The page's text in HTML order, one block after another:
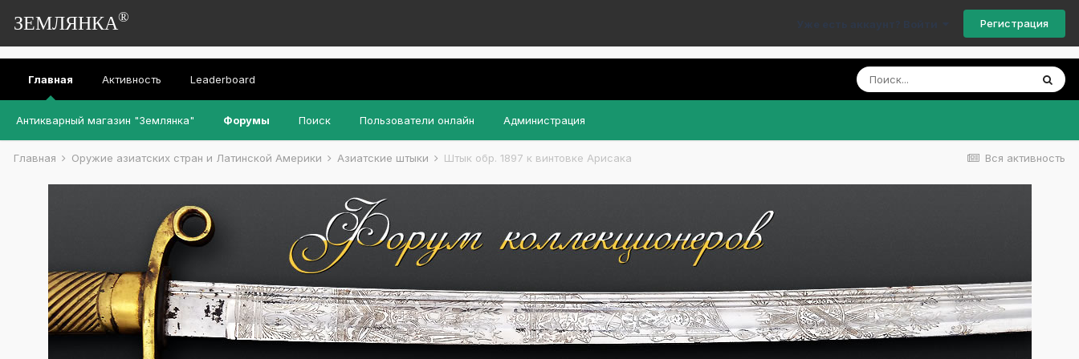
ЗЕМЛЯНКА® Уже есть аккаунт? Войти Регистрация
Главная
Антикварный магазин "Землянка" Форумы Поиск Пользователи онлайн Администрация
Активность Leaderboard
Вся активность
Главная Оружие азиатских стран и Латинской Америки Азиатские штыки Штык обр. 1897 к винтовке Арисака